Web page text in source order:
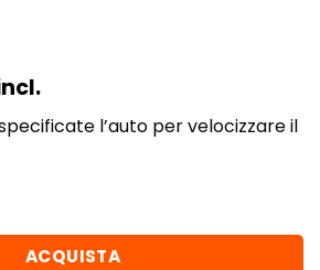
l’auto per velocizzare il
ET20-51 BLANK Carbon Graphite
ACQUISTA